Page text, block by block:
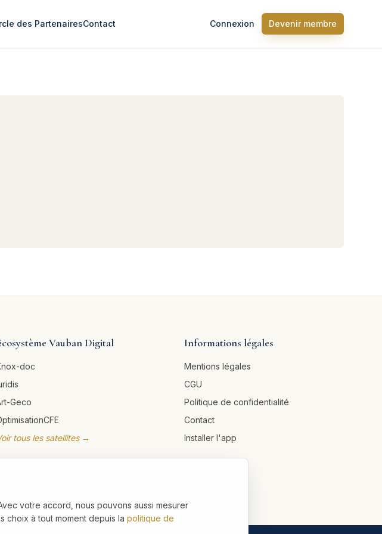
des PartenairesContact Connexion Devenir membre
Vauban Digital
doc
Geco
tous les satellites →
Informations légales
Mentions légales
CGU
Politique de confidentialité
Contact
Installer l'app
votre accord, nous pouvons aussi mesurer
à tout moment depuis la politique de